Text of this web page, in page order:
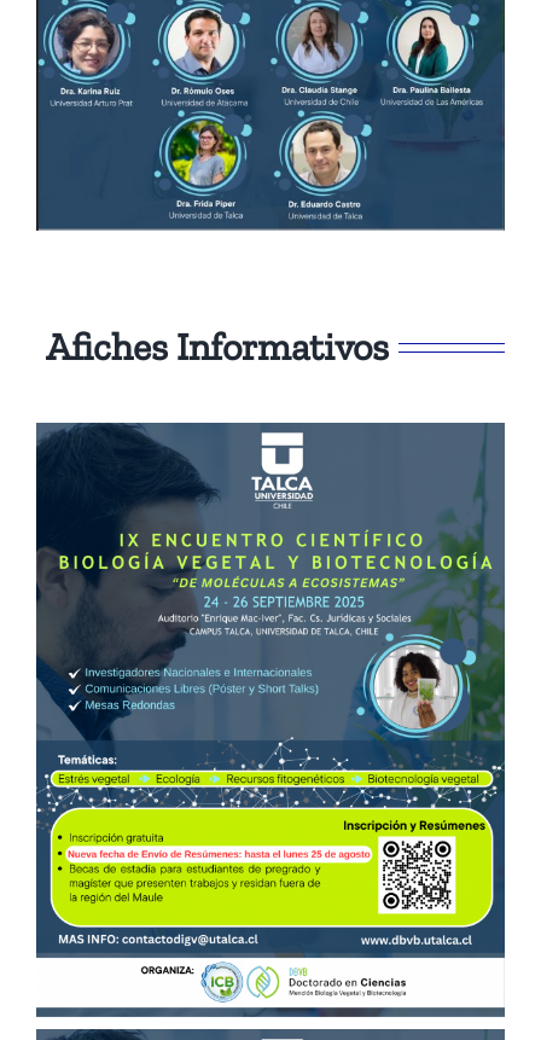
Afiches Informativos